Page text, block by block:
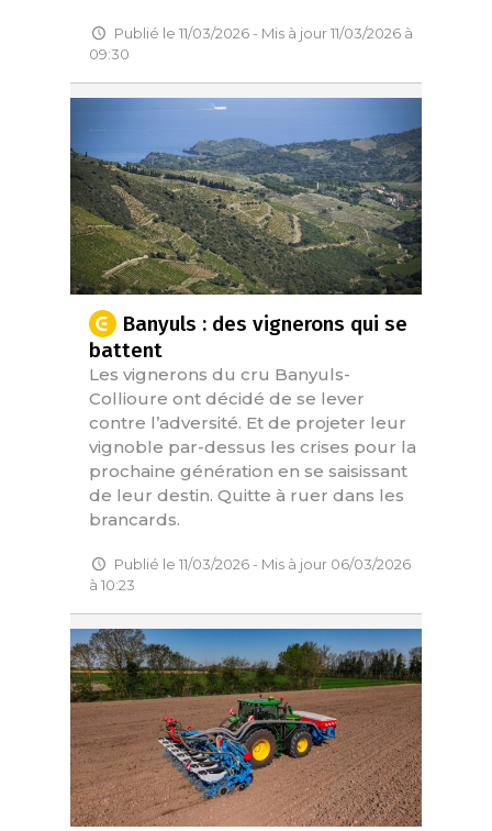
Publié le 11/03/2026 - Mis à jour 11/03/2026 à
09:30
Banyuls : des vignerons qui se
battent
Les vignerons du cru Banyuls-
Collioure ont décidé de se lever
contre l’adversité. Et de projeter leur
vignoble par-dessus les crises pour la
prochaine génération en se saisissant
de leur destin. Quitte à ruer dans les
brancards.
Publié le 11/03/2026 - Mis à jour 06/03/2026
à 10:23